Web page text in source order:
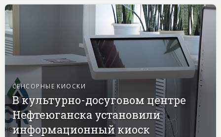
СЕНСОРНЫЕ КИОСКИ
В культурно-досуговом центре
Нефтеюганска установили
информационный киоск